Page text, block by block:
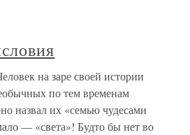
на заре своей истории
по тем временам
назвал их «семью чудесами
— «света»! Будто бы нет во